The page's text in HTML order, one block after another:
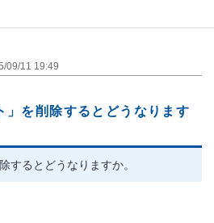
09/11 19:49
」を削除するとどうなります
するとどうなりますか。